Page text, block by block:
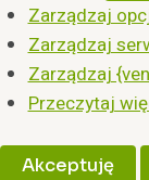
Zarządzaj
Zarządzaj
Zarządzaj
Przeczytaj
Akceptuję